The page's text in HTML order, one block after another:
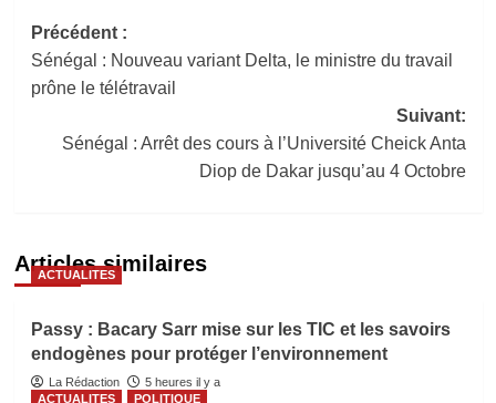
Navigation
d’article
Précédent :
Sénégal : Nouveau variant Delta, le ministre du travail
prône le télétravail
Suivant:
Sénégal : Arrêt des cours à l’Université Cheick Anta
Diop de Dakar jusqu’au 4 Octobre
Articles similaires
ACTUALITES
Passy : Bacary Sarr mise sur les TIC et les savoirs
endogènes pour protéger l’environnement
La Rédaction
5 heures il y a
ACTUALITES
POLITIQUE